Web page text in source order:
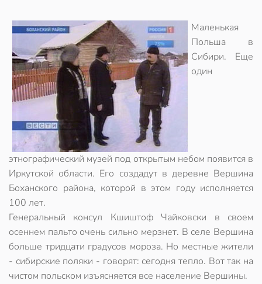
Маленькая
Польша в
Сибири. Еще
один
этнографический музей под открытым небом появится в
Иркутской области. Его создадут в деревне Вершина
Боханского района, которой в этом году исполняется
100 лет.
Генеральный консул Кшиштоф Чайковски в своем
осеннем пальто очень сильно мерзнет. В селе Вершина
больше тридцати градусов мороза. Но местные жители
- сибирские поляки - говорят: сегодня тепло. Вот так на
чистом польском изъясняется все население Вершины.